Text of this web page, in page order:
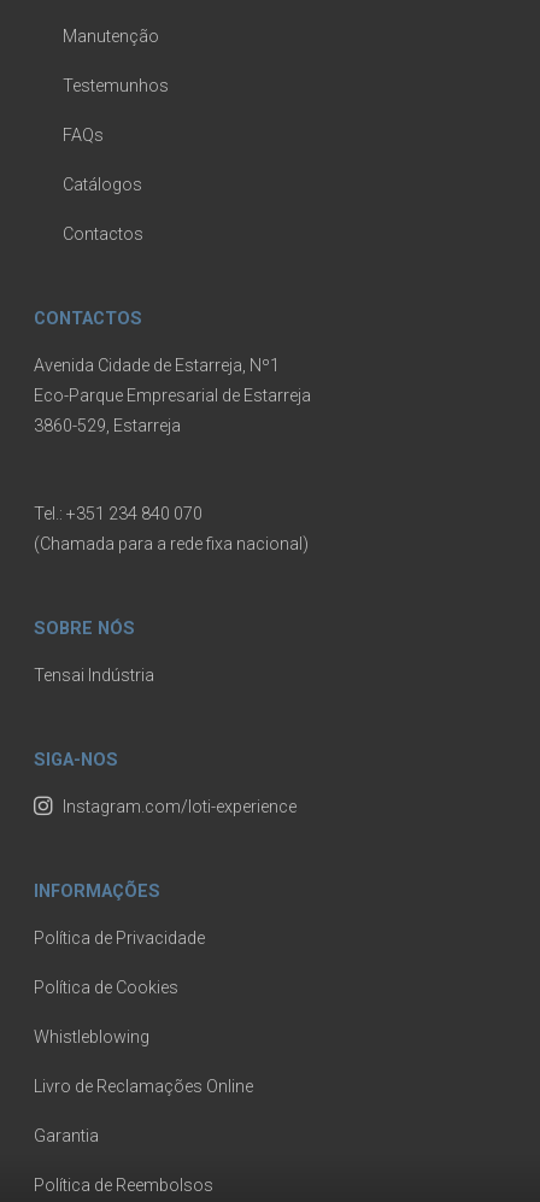
Manutenção
Testemunhos
FAQs
Catálogos
Contactos
CONTACTOS
Avenida Cidade de Estarreja, Nº1
Eco-Parque Empresarial de Estarreja
3860-529, Estarreja
Tel.: +351 234 840 070
(Chamada para a rede fixa nacional)
SOBRE NÓS
Tensai Indústria
SIGA-NOS
Instagram.com/loti-experience
INFORMAÇÕES
Política de Privacidade
Política de Cookies
Whistleblowing
Livro de Reclamações Online
Garantia
Política de Reembolsos